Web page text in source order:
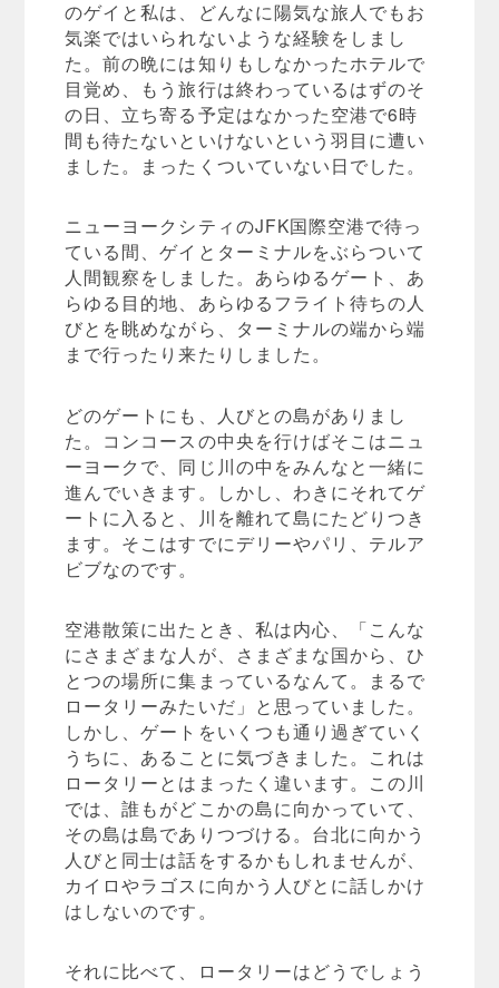
のゲイと私は、どんなに陽気な旅人でもお
気楽ではいられないような経験をしまし
た。前の晩には知りもしなかったホテルで
目覚め、もう旅行は終わっているはずのそ
の日、立ち寄る予定はなかった空港で6時
間も待たないといけないという羽目に遭い
ました。まったくついていない日でした。
ニューヨークシティのJFK国際空港で待っ
ている間、ゲイとターミナルをぶらついて
人間観察をしました。あらゆるゲート、あ
らゆる目的地、あらゆるフライト待ちの人
びとを眺めながら、ターミナルの端から端
まで行ったり来たりしました。
どのゲートにも、人びとの島がありまし
た。コンコースの中央を行けばそこはニュ
ーヨークで、同じ川の中をみんなと一緒に
進んでいきます。しかし、わきにそれてゲ
ートに入ると、川を離れて島にたどりつき
ます。そこはすでにデリーやパリ、テルア
ビブなのです。
空港散策に出たとき、私は内心、「こんな
にさまざまな人が、さまざまな国から、ひ
とつの場所に集まっているなんて。まるで
ロータリーみたいだ」と思っていました。
しかし、ゲートをいくつも通り過ぎていく
うちに、あることに気づきました。これは
ロータリーとはまったく違います。この川
では、誰もがどこかの島に向かっていて、
その島は島でありつづける。台北に向かう
人びと同士は話をするかもしれませんが、
カイロやラゴスに向かう人びとに話しかけ
はしないのです。
それに比べて、ロータリーはどうでしょう